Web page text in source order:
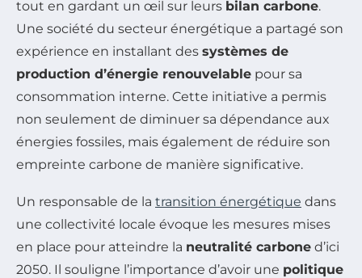
tout en gardant un œil sur leurs bilan carbone.
Une société du secteur énergétique a partagé son
expérience en installant des systèmes de
production d’énergie renouvelable pour sa
consommation interne. Cette initiative a permis
non seulement de diminuer sa dépendance aux
énergies fossiles, mais également de réduire son
empreinte carbone de manière significative.
Un responsable de la transition énergétique dans
une collectivité locale évoque les mesures mises
en place pour atteindre la neutralité carbone d’ici
2050. Il souligne l’importance d’avoir une politique